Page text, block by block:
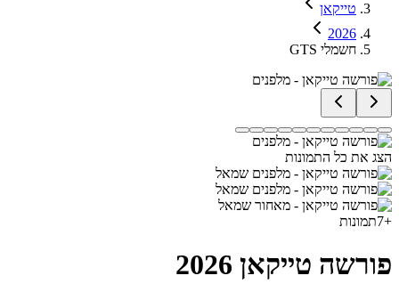
טייקאן
2026
GTS חשמלי
הצג את כל התמונות
+
7תמונות
פורשה טייקאן 2026